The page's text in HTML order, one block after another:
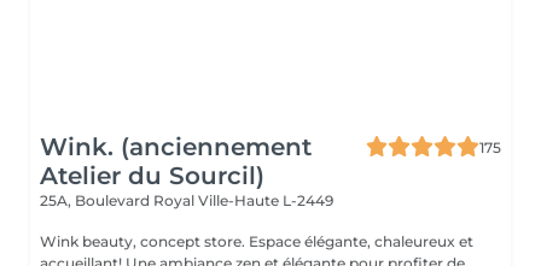
Wink. (anciennement
Atelier du Sourcil)
175
25A, Boulevard Royal Ville-Haute L-2449
Wink beauty, concept store. Espace élégante, chaleureux et